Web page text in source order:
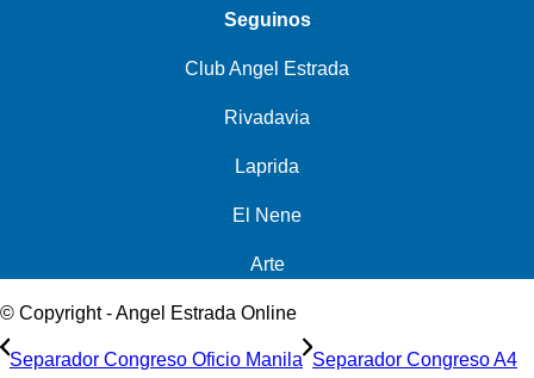
Seguinos
Club Angel Estrada
Rivadavia
Laprida
El Nene
Arte
© Copyright - Angel Estrada Online
Separador Congreso Oficio Manila Separador Congreso A4